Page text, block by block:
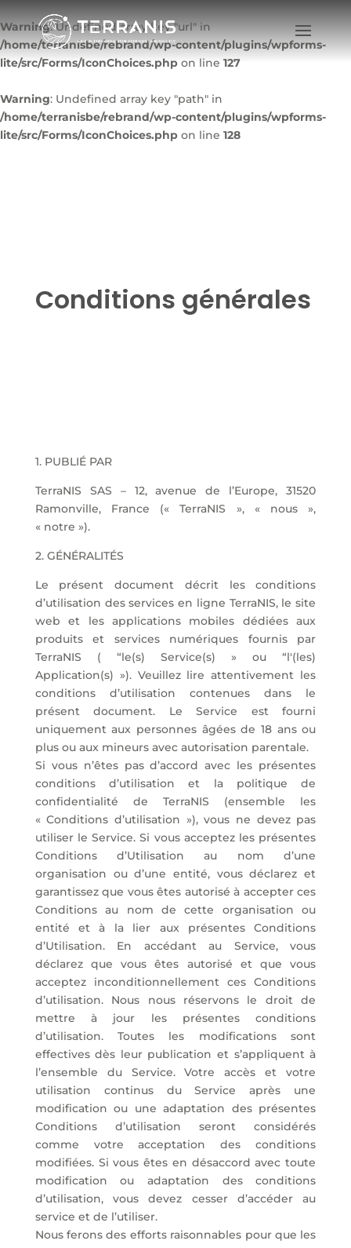
Warning: Undefined array key "url" in
/home/terranisbe/rebrand/wp-content/plugins/wpforms-
lite/src/Forms/IconChoices.php on line 127
Warning: Undefined array key "path" in
/home/terranisbe/rebrand/wp-content/plugins/wpforms-
lite/src/Forms/IconChoices.php on line 128
Conditions générales
1. PUBLIÉ PAR
TerraNIS SAS – 12, avenue de l’Europe, 31520
Ramonville, France (« TerraNIS », « nous »,
« notre »).
2. GÉNÉRALITÉS
Le présent document décrit les conditions
d’utilisation des services en ligne TerraNIS, le site
web et les applications mobiles dédiées aux
produits et services numériques fournis par
TerraNIS ( “le(s) Service(s) » ou “l'(les)
Application(s) »). Veuillez lire attentivement les
conditions d’utilisation contenues dans le
présent document. Le Service est fourni
uniquement aux personnes âgées de 18 ans ou
plus ou aux mineurs avec autorisation parentale.
Si vous n’êtes pas d’accord avec les présentes
conditions d’utilisation et la politique de
confidentialité de TerraNIS (ensemble les
« Conditions d’utilisation »), vous ne devez pas
utiliser le Service. Si vous acceptez les présentes
Conditions d’Utilisation au nom d’une
organisation ou d’une entité, vous déclarez et
garantissez que vous êtes autorisé à accepter ces
Conditions au nom de cette organisation ou
entité et à la lier aux présentes Conditions
d’Utilisation. En accédant au Service, vous
déclarez que vous êtes autorisé et que vous
acceptez inconditionnellement ces Conditions
d’utilisation. Nous nous réservons le droit de
mettre à jour les présentes conditions
d’utilisation. Toutes les modifications sont
effectives dès leur publication et s’appliquent à
l’ensemble du Service. Votre accès et votre
utilisation continus du Service après une
modification ou une adaptation des présentes
Conditions d’utilisation seront considérés
comme votre acceptation des conditions
modifiées. Si vous êtes en désaccord avec toute
modification ou adaptation des conditions
d’utilisation, vous devez cesser d’accéder au
service et de l’utiliser.
Nous ferons des efforts raisonnables pour que les